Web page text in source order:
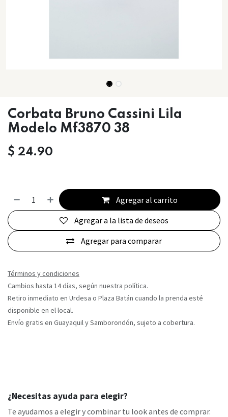
Corbata Bruno Cassini Lila
Modelo Mf3870 38
$ 24.90
Agregar al carrito
Agregar para comparar
Agregar a la lista de deseos
Términos y condiciones
Cambios hasta 14 días, según nuestra política.
Retiro inmediato en Urdesa o Plaza Batán cuando la prenda esté
disponible en el local.
Envío gratis en Guayaquil y Samborondón, sujeto a cobertura.
¿Necesitas ayuda para elegir?
Te ayudamos a elegir y combinar tu look antes de comprar.